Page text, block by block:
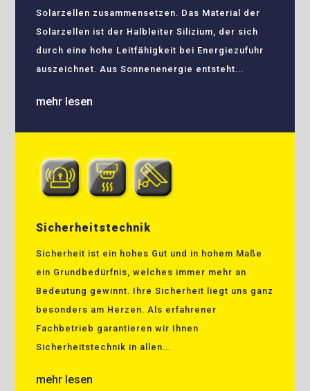
Solarzellen zusammensetzen. Das Material der
Solarzellen ist der Halbleiter Silizium, der sich
durch eine hohe Leitfähigkeit bei Energiezufuhr
auszeichnet. Aus Sonnenenergie entsteht...
mehr lesen
Sicherheitstechnik
Sicherheit ist ein hohes Gut und in hohem Maße
ein Grundbedürfnis, welches immer mehr an
Bedeutung gewinnt. Ihre Sicherheit liegt uns ganz
besonders am Herzen. Als erfahrener
Fachbetrieb garantieren wir Ihnen
Sicherheitstechnik in allen...
mehr lesen